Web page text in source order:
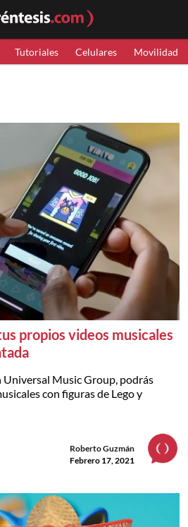
Tutoriales Celulares Movilidad
propios videos musicales
Universal Music Group, podrás
con figuras de Lego y
Roberto Guzmán
Febrero 17, 2021